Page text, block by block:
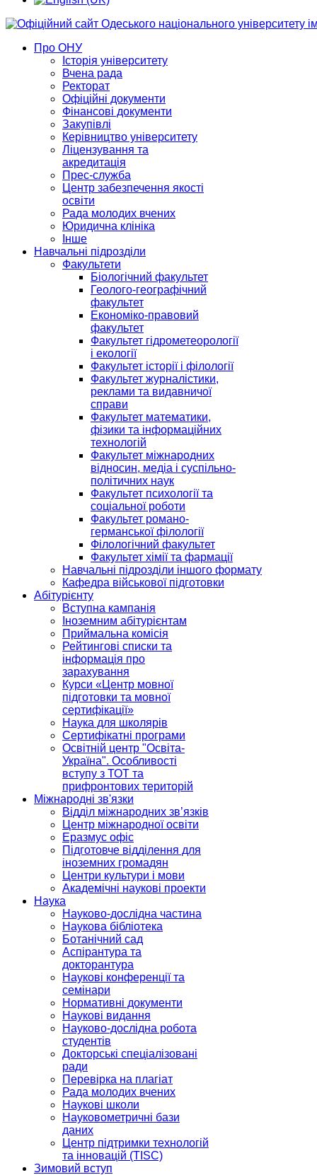
Про ОНУ
Історія університету
Вчена рада
Ректорат
Офіційні документи
Фінансові документи
Закупівлі
Керівництво університету
Ліцензування та
акредитація
Прес-служба
Центр забезпечення якості
освіти
Рада молодих вчених
Юридична клініка
Інше
Навчальні підрозділи
Факультети
Біологічний факультет
Геолого-географічний
факультет
Економіко-правовий
факультет
Факультет гідрометеорології
і екології
Факультет історії і філології
Факультет журналістики,
реклами та видавничої
справи
Факультет математики,
фізики та інформаційних
технологій
Факультет міжнародних
відносин, медіа і суспільно-
політичних наук
Факультет психології та
соціальної роботи
Факультет романо-
германської філології
Філологічний факультет
Факультет хімії та фармації
Навчальні підрозділи іншого формату
Кафедра військової підготовки
Абітурієнту
Вступна кампанія
Іноземним абітурієнтам
Приймальна комісія
Рейтингові списки та
інформація про
зарахування
Курси «Центр мовної
підготовки та мовної
сертифікації»
Наука для школярів
Сертифікатні програми
Освітній центр "Освіта-
Україна". Особливості
вступу з ТОТ та
прифронтових територій
Міжнародні зв'язки
Відділ міжнародних зв’язків
Центр міжнародної освіти
Еразмус офіс
Підготовче відділення для
іноземних громадян
Центри культури і мови
Академічні наукові проекти
Наука
Науково-дослідна частина
Наукова бібліотека
Ботанічний сад
Аспірантура та
докторантура
Наукові конференції та
семінари
Нормативні документи
Наукові видання
Науково-дослідна робота
студентів
Докторські спеціалізовані
ради
Перевірка на плагіат
Рада молодих вчених
Наукові школи
Науковометричні бази
даних
Центр підтримки технологій
та інновацій (TISC)
Зимовий вступ